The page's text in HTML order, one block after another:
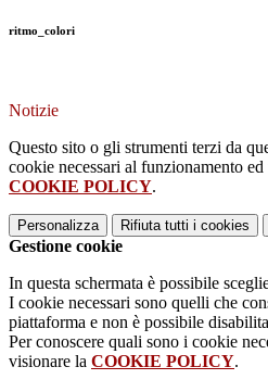
ritmo_colori
Notizie
Questo sito o gli strumenti terzi da
cookie necessari al funzionamento
COOKIE POLICY.
Personalizza Rifiuta tutti i cookies
Gestione cookie
In questa schermata è possibile
I cookie necessari sono quelli che
piattaforma e non è possibile
Per conoscere quali sono i cookie
visionare la COOKIE POLICY.